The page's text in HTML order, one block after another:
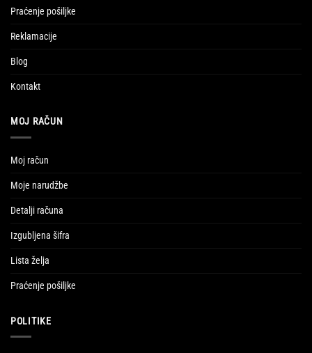
Praćenje pošiljke
Reklamacije
Blog
Kontakt
MOJ RAČUN
Moj račun
Moje narudžbe
Detalji računa
Izgubljena šifra
Lista želja
Praćenje pošiljke
POLITIKE